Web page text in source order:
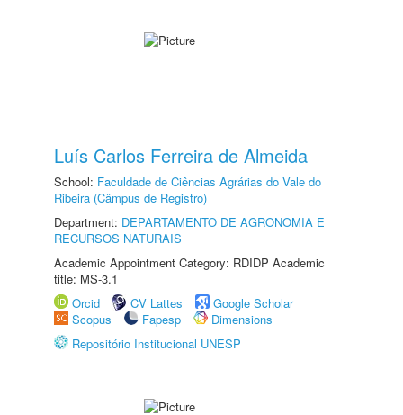
Luís Carlos Ferreira de Almeida
School: Faculdade de Ciências Agrárias do Vale do
Ribeira (Câmpus de Registro)
Department: DEPARTAMENTO DE AGRONOMIA E
RECURSOS NATURAIS
Academic Appointment Category: RDIDP Academic
title: MS-3.1
Orcid
CV Lattes
Google Scholar
Scopus
Fapesp
Dimensions
Repositório Institucional UNESP